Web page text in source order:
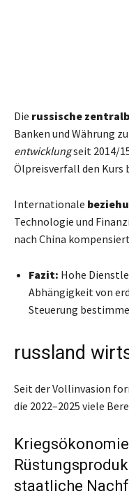
Die russische
Banken und Währung
entwicklungseit 2014/
Ölpreisverfall den Kurs
Internationale
Technologie und
nach China
Fazit: Hohe
Abhängigkeit von
Steuerung
russland
Seit der Vollinvasion
die 2022–2025 viele
staatliche